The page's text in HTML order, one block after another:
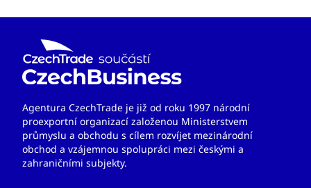
Agentura CzechTrade je již od roku 1997 národní
proexportní organizací založenou Ministerstvem
průmyslu a obchodu s cílem rozvíjet mezinárodní
obchod a vzájemnou spolupráci mezi českými a
zahraničními subjekty.